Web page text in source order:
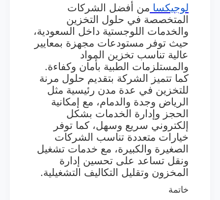
لوجيكسا من أفضل الشركات
المتخصصة في حلول التخزين
والخدمات اللوجستية داخل السعودية،
حيث توفر مستودعات مجهزة بمعايير
عالية تناسب تخزين المواد
والمستلزمات الطبية بأمان وكفاءة.
كما تتميز الشركة بتقديم حلول مرنة
للتخزين في عدة مدن رئيسية مثل
الرياض وجدة والدمام، مع إمكانية
الحجز وإدارة الخدمات بشكل
إلكتروني سريع وسهل، كما توفر
خيارات متعددة تناسب الشركات
الصغيرة والكبيرة، مع خدمات تشغيل
ونقل تساعد على تحسين إدارة
المخزون وتقليل التكاليف التشغيلية.
خاتمة